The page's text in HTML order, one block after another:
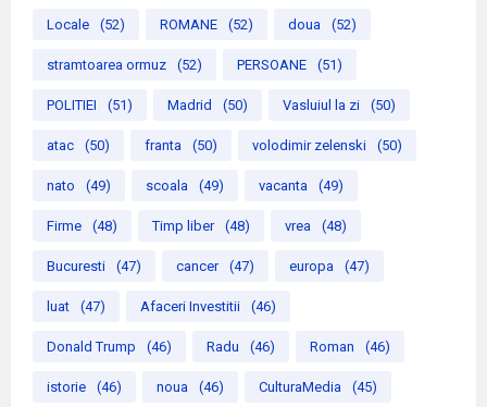
Locale (52) ROMANE (52) doua (52)
stramtoarea ormuz (52) PERSOANE (51)
POLITIEI (51) Madrid (50) Vasluiul la zi (50)
atac (50) franta (50) volodimir zelenski (50)
nato (49) scoala (49) vacanta (49)
Firme (48) Timp liber (48) vrea (48)
Bucuresti (47) cancer (47) europa (47)
luat (47) Afaceri Investitii (46)
Donald Trump (46) Radu (46) Roman (46)
istorie (46) noua (46) CulturaMedia (45)